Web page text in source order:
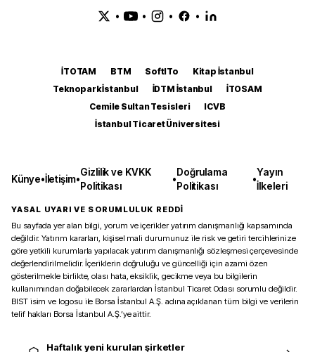
• • • •
İTOTAM BTM SoftITo
Kitap İstanbul
Teknopark İstanbul
İDTM İstanbul
İTOSAM
Cemile Sultan Tesisleri
ICVB
İstanbul Ticaret Üniversitesi
Künye•İletişim•
Gizlilik ve KVKK
Politikası
•
Doğrulama
Politikası
•
Yayın
İlkeleri
YASAL UYARI VE SORUMLULUK REDDİ
Bu sayfada yer alan bilgi, yorum ve içerikler yatırım danışmanlığı kapsamında
değildir. Yatırım kararları, kişisel mali durumunuz ile risk ve getiri tercihlerinize
göre yetkili kurumlarla yapılacak yatırım danışmanlığı sözleşmesi çerçevesinde
değerlendirilmelidir. İçeriklerin doğruluğu ve güncelliği için azami özen
gösterilmekle birlikte, olası hata, eksiklik, gecikme veya bu bilgilerin
kullanımından doğabilecek zararlardan İstanbul Ticaret Odası sorumlu değildir.
BIST isim ve logosu ile Borsa İstanbul A.Ş. adına açıklanan tüm bilgi ve verilerin
telif hakları Borsa İstanbul A.Ş.’ye aittir.
Haftalık yeni kurulan şirketler